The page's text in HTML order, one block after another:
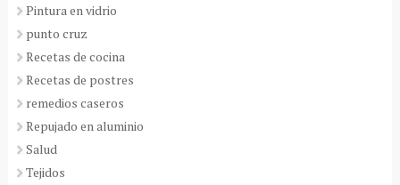
Pintura en vidrio
punto cruz
Recetas de cocina
Recetas de postres
remedios caseros
Repujado en aluminio
Salud
Tejidos